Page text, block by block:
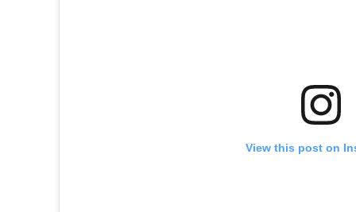
View this post on